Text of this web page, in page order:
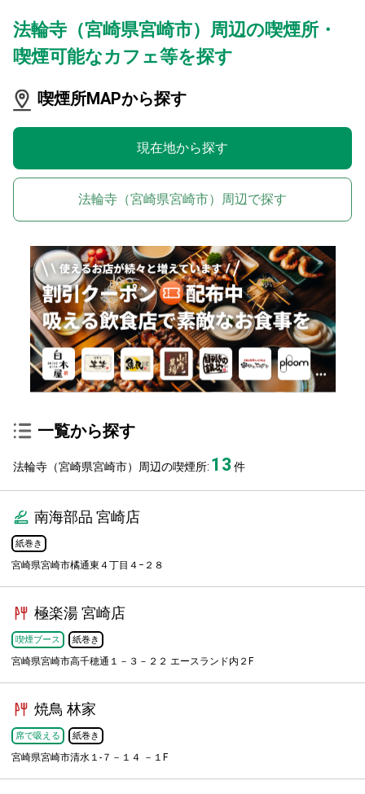
法輪寺（宮崎県宮崎市）周辺の喫煙所・
喫煙可能なカフェ等を探す
喫煙所MAPから探す
現在地から探す
法輪寺（宮崎県宮崎市）周辺で探す
一覧から探す
法輪寺（宮崎県宮崎市）周辺の喫煙所: 13 件
南海部品 宮崎店
紙巻き
宮崎県宮崎市橘通東４丁目４−２８
極楽湯 宮崎店
喫煙ブース 紙巻き
宮崎県宮崎市高千穂通１－３－２２ エースランド内２F
焼鳥 林家
席で吸える 紙巻き
宮崎県宮崎市清水１-７－１４ －１F